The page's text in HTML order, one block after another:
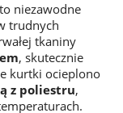
to niezawodne
trudnych
tkaniny
, skutecznie
kurtki ocieplono
z poliestru,